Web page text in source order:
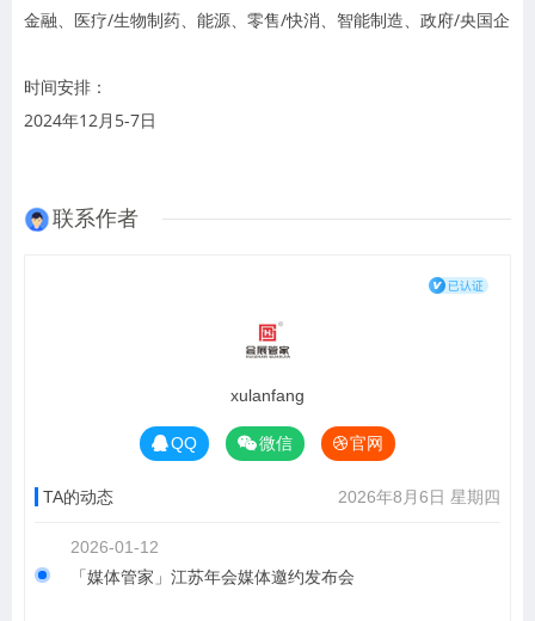
金融、医疗/生物制药、能源、零售/快消、智能制造、政府/央国企
时间安排：
2024年12月5-7日
联系作者
xulanfang
QQ 微信 官网
TA的动态 2026年8月6日 星期四
2026-01-12
「媒体管家」江苏年会媒体邀约发布会